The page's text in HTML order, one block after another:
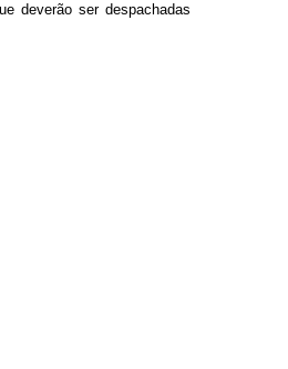
deverão ser despachadas